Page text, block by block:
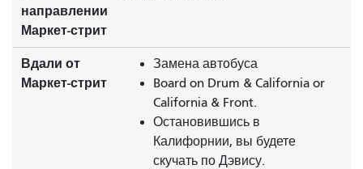
направлении
Маркет-стрит
Вдали от
Маркет-стрит
Замена автобуса
Board on Drum & California or
California & Front.
Остановившись в
Калифорнии, вы будете
скучать по Дэвису.